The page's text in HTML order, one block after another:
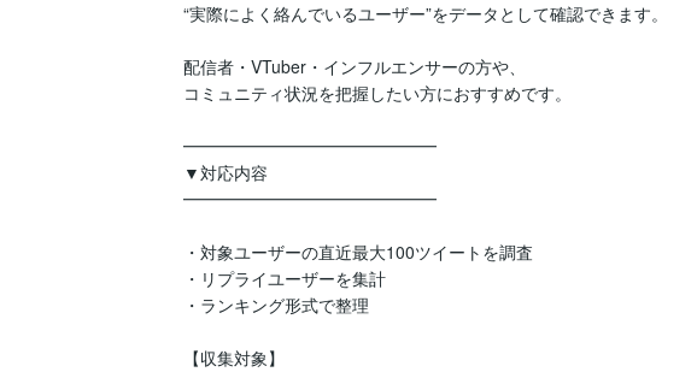
“実際によく絡んでいるユーザー”をデータとして確認できます。
配信者・VTuber・インフルエンサーの方や、
コミュニティ状況を把握したい方におすすめです。
━━━━━━━━━━━━━━━
▼対応内容
━━━━━━━━━━━━━━━
・対象ユーザーの直近最大100ツイートを調査
・リプライユーザーを集計
・ランキング形式で整理
【収集対象】